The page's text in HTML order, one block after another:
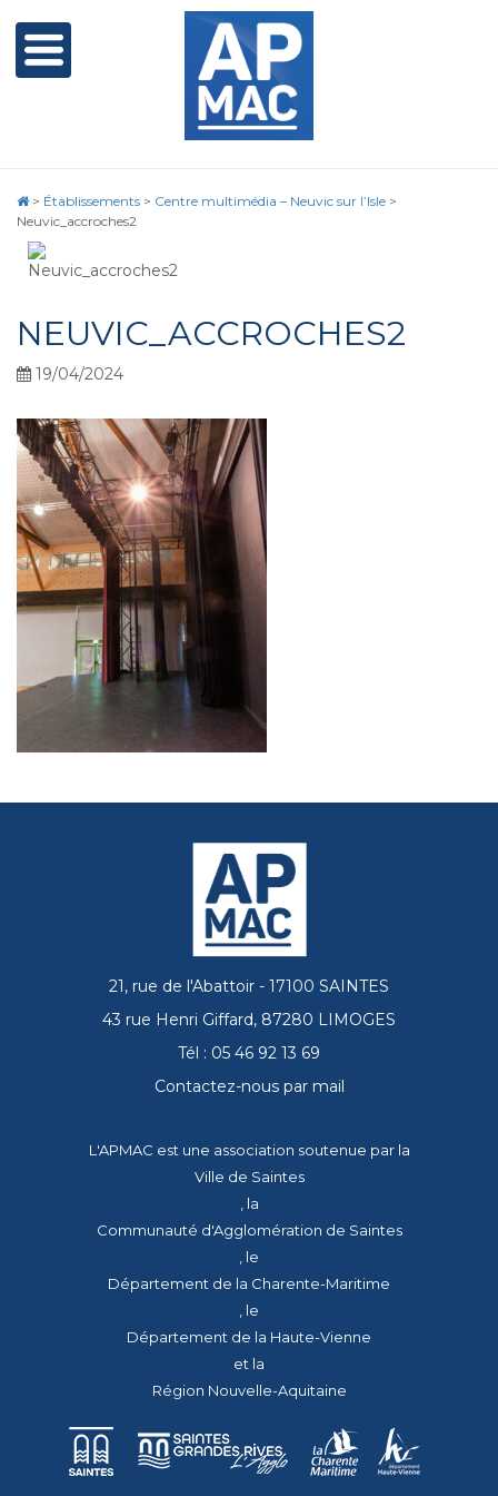
> Établissements > Centre multimédia – Neuvic sur l’Isle >
Neuvic_accroches2
NEUVIC_ACCROCHES2
19/04/2024
21, rue de l'Abattoir - 17100 SAINTES
43 rue Henri Giffard, 87280 LIMOGES
Tél : 05 46 92 13 69
Contactez-nous par mail
L'APMAC est une association soutenue par la
Ville de Saintes
, la
Communauté d'Agglomération de Saintes
, le
Département de la Charente-Maritime
, le
Département de la Haute-Vienne
et la
Région Nouvelle-Aquitaine